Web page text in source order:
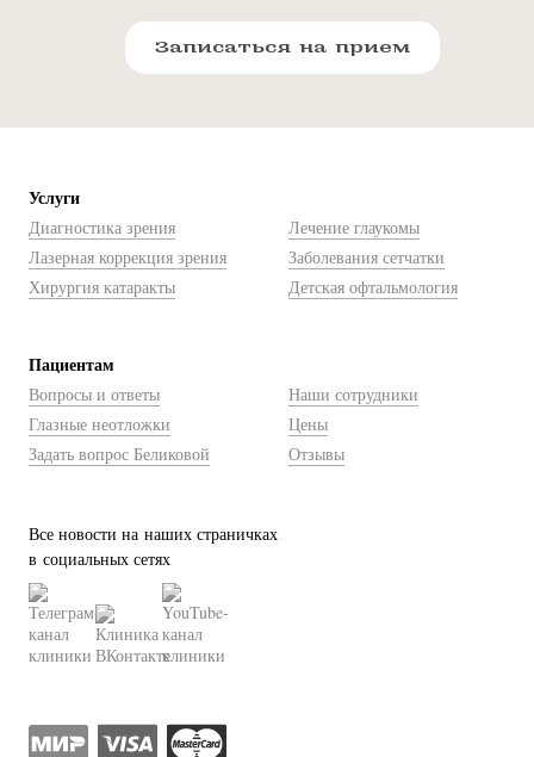
Записаться на прием
Услуги
Диагностика зрения
Лазерная коррекция зрения
Хирургия катаракты
Лечение глаукомы
Заболевания сетчатки
Детская офтальмология
Пациентам
Вопросы и ответы
Глазные неотложки
Задать вопрос Беликовой
Наши сотрудники
Цены
Отзывы
Все новости на наших страничках
в социальных сетях